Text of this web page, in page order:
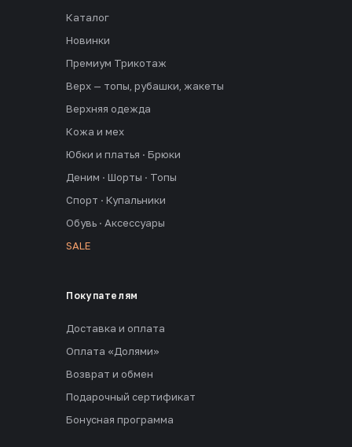
Каталог
Новинки
Премиум Трикотаж
Верх — топы, рубашки, жакеты
Верхняя одежда
Кожа и мех
Юбки и платья · Брюки
Деним · Шорты · Топы
Спорт · Купальники
Обувь · Аксессуары
SALE
Покупателям
Доставка и оплата
Оплата «Долями»
Возврат и обмен
Подарочный сертификат
Бонусная программа